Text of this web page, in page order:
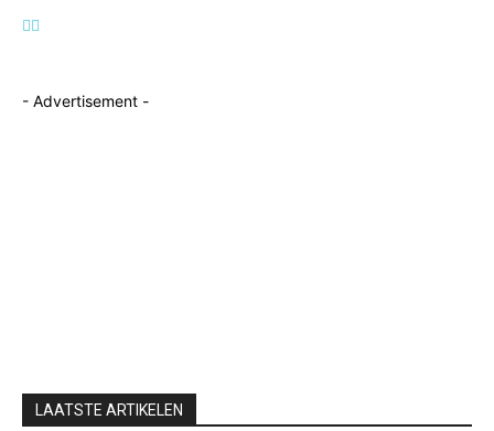
- Advertisement -
LAATSTE ARTIKELEN